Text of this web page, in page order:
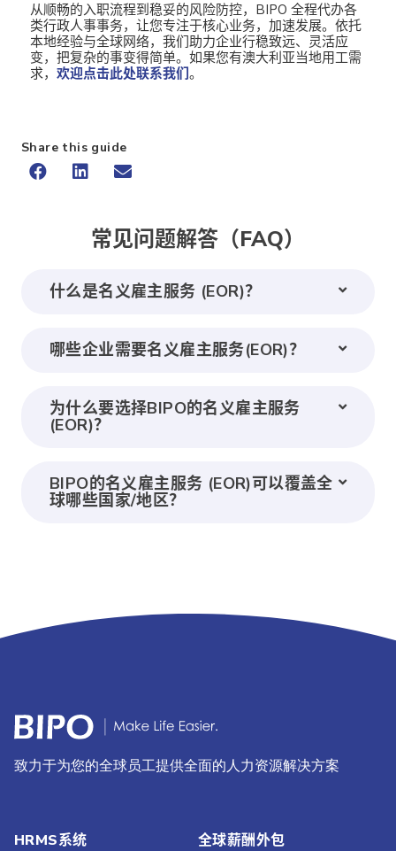
从顺畅的入职流程到稳妥的风险防控，BIPO 全程代办各
类行政人事事务，让您专注于核心业务，加速发展。依托
本地经验与全球网络，我们助力企业行稳致远、灵活应
变，把复杂的事变得简单。如果您有澳大利亚当地用工需
求， 欢迎点击此处联系我们。
Share this guide
常见问题解答（FAQ）
什么是名义雇主服务 (EOR)？
哪些企业需要名义雇主服务(EOR)？
为什么要选择BIPO的名义雇主服务
(EOR)？
BIPO的名义雇主服务 (EOR)可以覆盖全
球哪些国家/地区？
致力于为您的全球员工提供全面的人力资源解决方案
HRMS系统 全球薪酬外包